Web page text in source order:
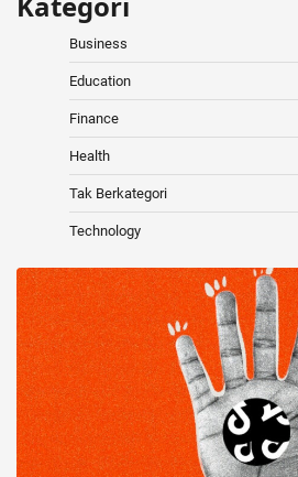
Business
Education
Finance
Health
Tak Berkategori
Technology